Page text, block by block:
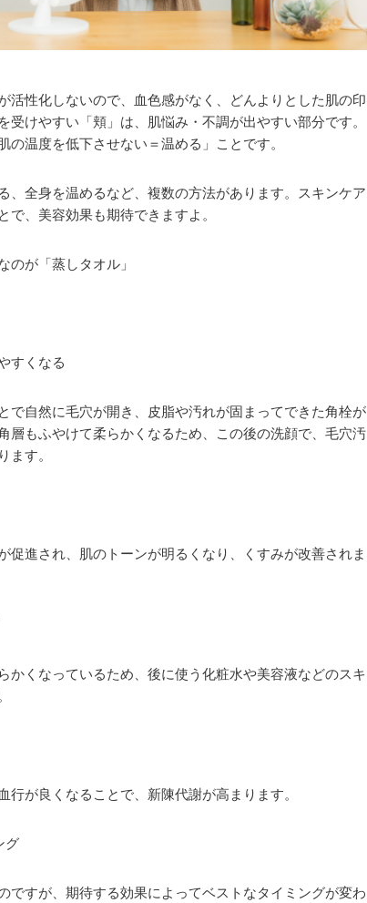
活性化しないので、血色感がなく、どんよりとした肌の印
けやすい「頬」は、肌悩み・不調が出やすい部分です。
温度を低下させない＝温める」ことです。
、全身を温めるなど、複数の方法があります。スキンケア
、美容効果も期待できますよ。
が「蒸しタオル」
すくなる
で自然に毛穴が開き、皮脂や汚れが固まってできた角栓が
層もふやけて柔らかくなるため、この後の洗顔で、毛穴汚
す。
促進され、肌のトーンが明るくなり、くすみが改善されま
かくなっているため、後に使う化粧水や美容液などのスキ
が良くなることで、新陳代謝が高まります。
グ
ですが、期待する効果によってベストなタイミングが変わ